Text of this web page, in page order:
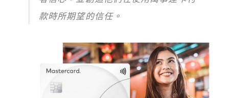
款時所期望的信任。